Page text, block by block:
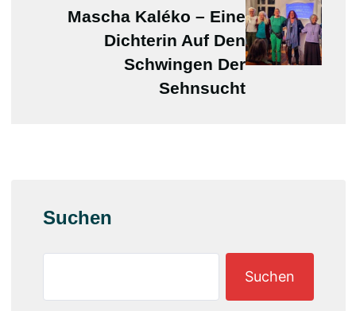
Mascha Kaléko – Eine
Dichterin Auf Den
Schwingen Der
Sehnsucht
Suchen
Suchen